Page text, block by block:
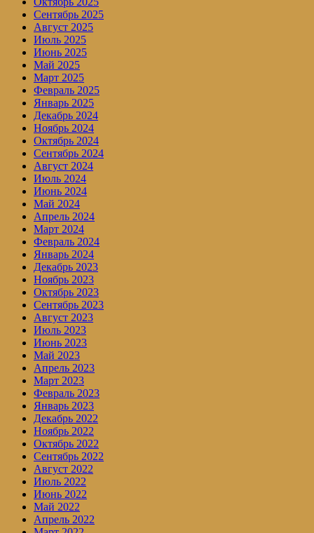
Сентябрь 2025
Август 2025
Июль 2025
Июнь 2025
Май 2025
Март 2025
Февраль 2025
Январь 2025
Декабрь 2024
Ноябрь 2024
Октябрь 2024
Сентябрь 2024
Август 2024
Июль 2024
Июнь 2024
Май 2024
Апрель 2024
Март 2024
Февраль 2024
Январь 2024
Декабрь 2023
Ноябрь 2023
Октябрь 2023
Сентябрь 2023
Август 2023
Июль 2023
Июнь 2023
Май 2023
Апрель 2023
Март 2023
Февраль 2023
Январь 2023
Декабрь 2022
Ноябрь 2022
Октябрь 2022
Сентябрь 2022
Август 2022
Июль 2022
Июнь 2022
Май 2022
Апрель 2022